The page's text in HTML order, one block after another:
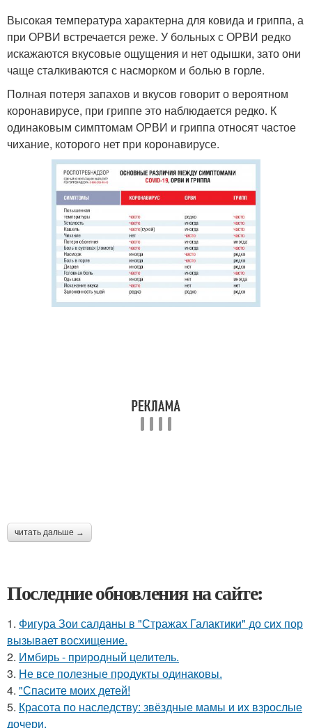
Высокая температура характерна для ковида и гриппа, а
при ОРВИ встречается реже. У больных с ОРВИ редко
искажаются вкусовые ощущения и нет одышки, зато они
чаще сталкиваются с насморком и болью в горле.
Полная потеря запахов и вкусов говорит о вероятном
коронавирусе, при гриппе это наблюдается редко. К
одинаковым симптомам ОРВИ и гриппа относят частое
чихание, которого нет при коронавирусе.
читать дальше →
Последние обновления на сайте:
1. Фигура Зои салданы в "Стражах Галактики" до сих пор
вызывает восхищение.
2. Имбирь - природный целитель.
3. Не все полезные продукты одинаковы.
4. "Спасите моих детей!
5. Красота по наследству: звёздные мамы и их взрослые
дочери.